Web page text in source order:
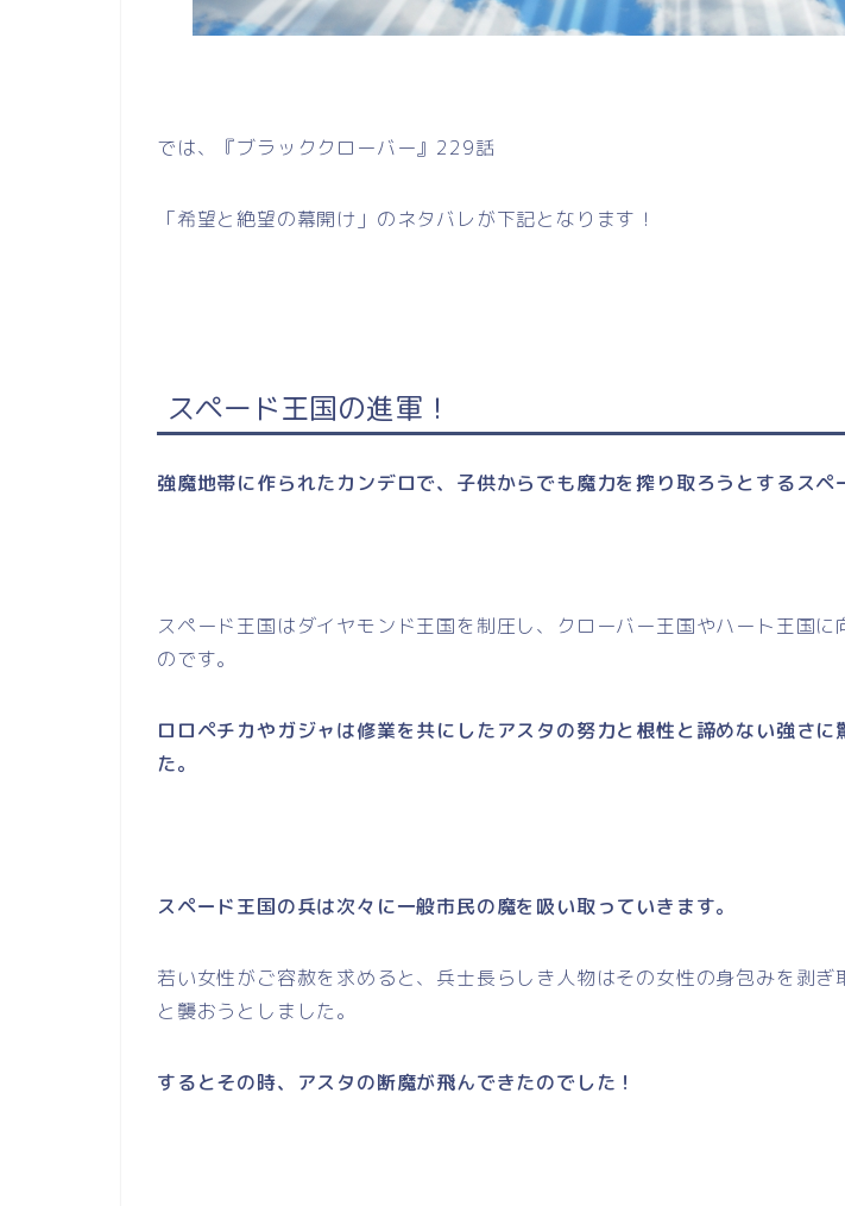
では、『ブラッククローバー』229話
「希望と絶望の幕開け」のネタバレが下記となります！
スペード王国の進軍！
強魔地帯に作られたカンデロで、子供からでも魔力を搾り取ろうとするスペ
スペード王国はダイヤモンド王国を制圧し、クローバー王国やハート王国に
のです。
ロロペチカやガジャは修業を共にしたアスタの努力と根性と諦めない強さに
た。
スペード王国の兵は次々に一般市民の魔を吸い取っていきます。
若い女性がご容赦を求めると、兵士長らしき人物はその女性の身包みを剥ぎ
と襲おうとしました。
するとその時、アスタの断魔が飛んできたのでした！